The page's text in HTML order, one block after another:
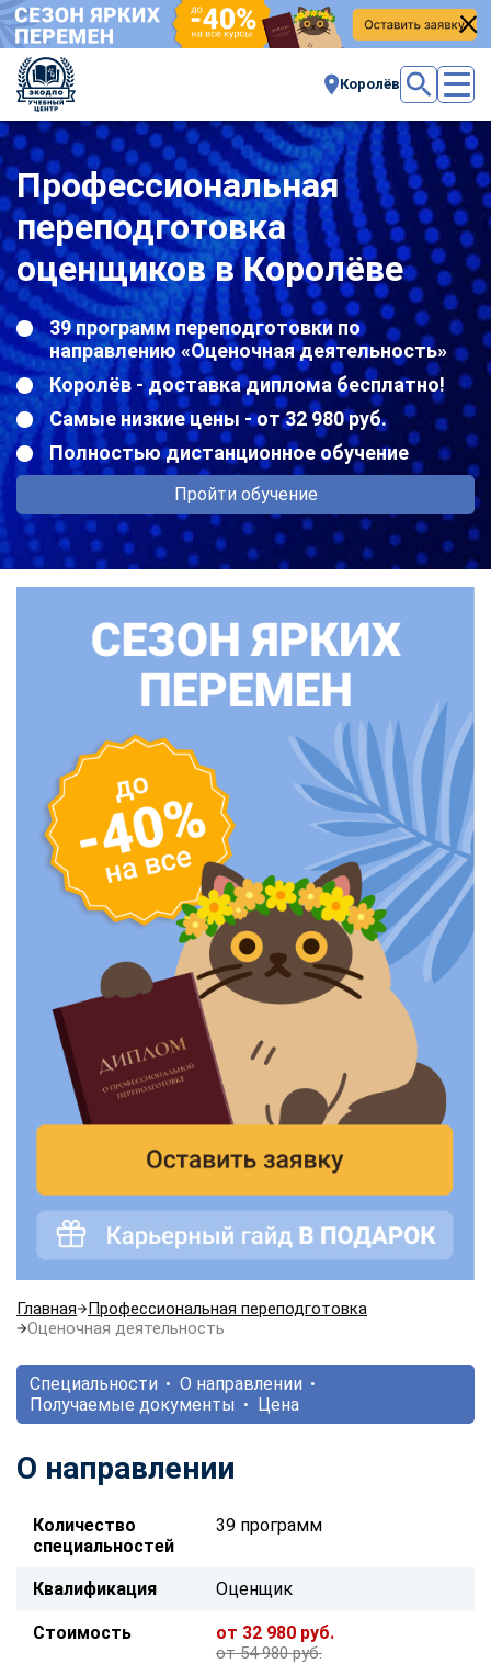
Королёв
Профессиональная
переподготовка
оценщиков в Королёве
39 программ переподготовки по
направлению «Оценочная деятельность»
Королёв - доставка диплома бесплатно!
Самые низкие цены - от 32 980 руб.
Полностью дистанционное обучение
Пройти обучение
Главная
Профессиональная переподготовка
Оценочная деятельность
Специальности
О направлении
Получаемые документы
Цена
О направлении
Количество
специальностей
39 программ
Квалификация Оценщик
Стоимость от 32 980 руб.
от 54 980 руб.